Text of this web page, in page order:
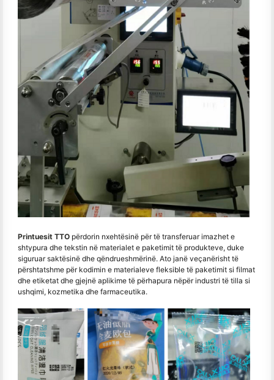
Printuesit TTO përdorin nxehtësinë për të transferuar imazhet e
shtypura dhe tekstin në materialet e paketimit të produkteve, duke
siguruar saktësinë dhe qëndrueshmërinë. Ato janë veçanërisht të
përshtatshme për kodimin e materialeve fleksible të paketimit si filmat
dhe etiketat dhe gjejnë aplikime të përhapura nëpër industri të tilla si
ushqimi, kozmetika dhe farmaceutika.